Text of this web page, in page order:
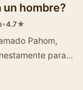
hombre?
•4.7★
Pahom,